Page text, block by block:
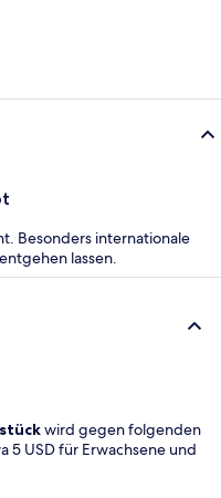
Besonders internationale
lassen.
wird gegen folgenden
5 USD für Erwachsene und